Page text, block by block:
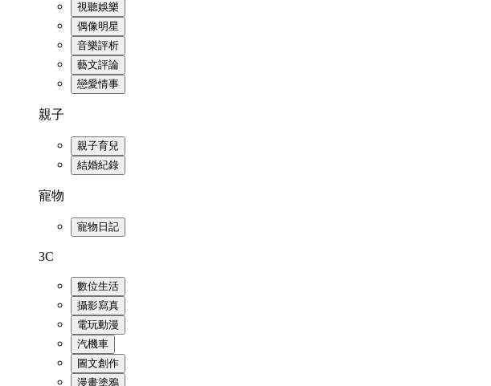
視聽娛樂
偶像明星
音樂評析
藝文評論
戀愛情事
親子
親子育兒
結婚紀錄
寵物
寵物日記
3C
數位生活
攝影寫真
電玩動漫
汽機車
圖文創作
漫畫塗鴉